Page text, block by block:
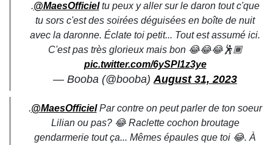
.@MaesOfficieltu peux y aller sur le daron tout c'que
tu sors c'est des soirées déguisées en boîte de nuit
avec la daronne. Éclate toi petit... Tout est assumé ici.
C'est pas très glorieux mais bon 😂😂😂🕺🏾
pic.twitter.com/6ySPl1z3ye
— Booba (@booba)August 31, 2023
.@MaesOfficielPar contre on peut parler de ton soeur
Lilian ou pas? 😂 Raclette cochon broutage
gendarmerie tout ça... Mêmes épaules que toi 😂. À